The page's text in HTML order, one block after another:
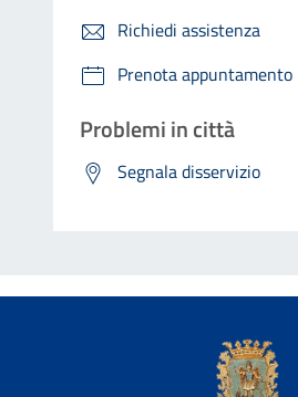
Richiedi assistenza
Prenota appuntamento
Problemi in città
Segnala disservizio